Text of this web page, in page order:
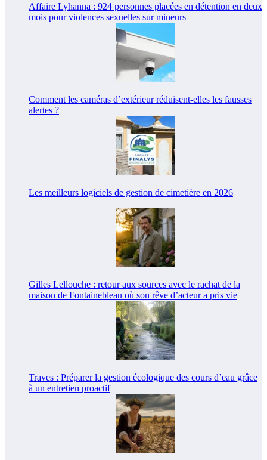
Affaire Lyhanna : 924 personnes placées en détention en deux
mois pour violences sexuelles sur mineurs
Comment les caméras d’extérieur réduisent-elles les fausses
alertes ?
Les meilleurs logiciels de gestion de cimetière en 2026
Gilles Lellouche : retour aux sources avec le rachat de la
maison de Fontainebleau où son rêve d’acteur a pris vie
Traves : Préparer la gestion écologique des cours d’eau grâce
à un entretien proactif